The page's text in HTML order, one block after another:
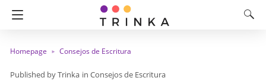
Homepage Consejos de Escritura
Trinka in Consejos de Escritura